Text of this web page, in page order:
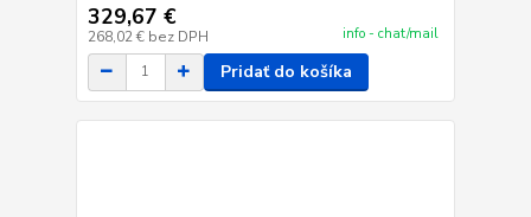
329,67 €
268,02 € bez DPH info - chat/mail
Pridať do košíka